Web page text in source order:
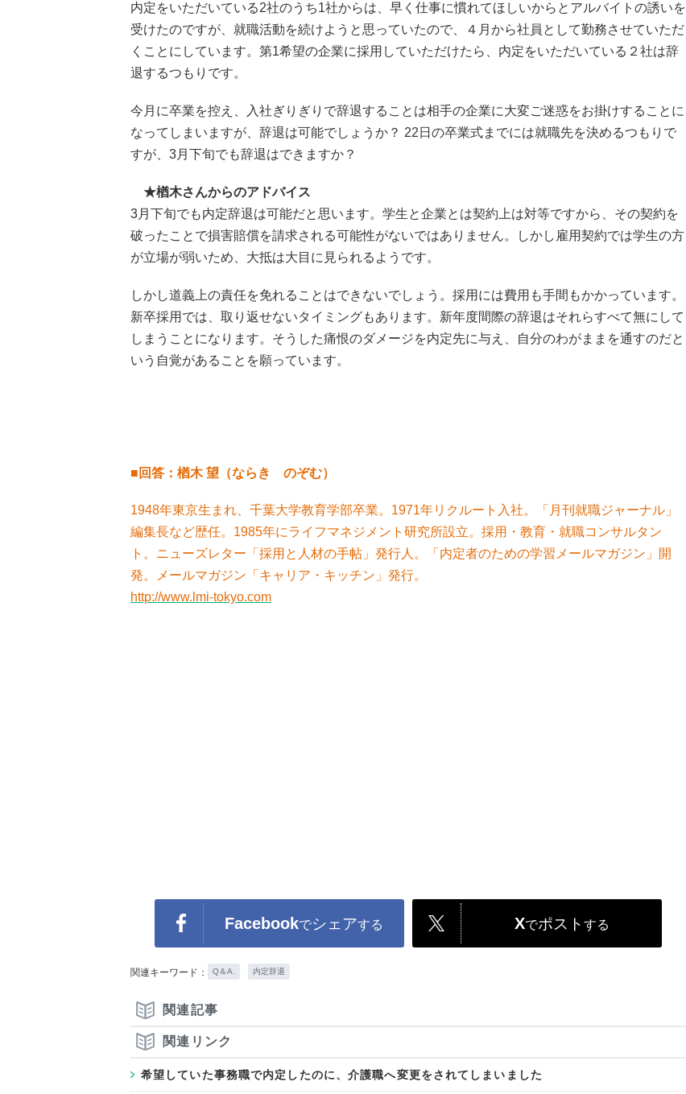
内定をいただいている2社のうち1社からは、早く仕事に慣れてほしいからとアルバイトの誘いを
受けたのですが、就職活動を続けようと思っていたので、４月から社員として勤務させていただ
くことにしています。第1希望の企業に採用していただけたら、内定をいただいている２社は辞
退するつもりです。
今月に卒業を控え、入社ぎりぎりで辞退することは相手の企業に大変ご迷惑をお掛けすることに
なってしまいますが、辞退は可能でしょうか？ 22日の卒業式までには就職先を決めるつもりで
すが、3月下旬でも辞退はできますか？
★楢木さんからのアドバイス
3月下旬でも内定辞退は可能だと思います。学生と企業とは契約上は対等ですから、その契約を
破ったことで損害賠償を請求される可能性がないではありません。しかし雇用契約では学生の方
が立場が弱いため、大抵は大目に見られるようです。
しかし道義上の責任を免れることはできないでしょう。採用には費用も手間もかかっています。
新卒採用では、取り返せないタイミングもあります。新年度間際の辞退はそれらすべて無にして
しまうことになります。そうした痛恨のダメージを内定先に与え、自分のわがままを通すのだと
いう自覚があることを願っています。
■回答：楢木 望（ならき のぞむ）
1948年東京生まれ、千葉大学教育学部卒業。1971年リクルート入社。「月刊就職ジャーナル」
編集長など歴任。1985年にライフマネジメント研究所設立。採用・教育・就職コンサルタン
ト。ニューズレター「採用と人材の手帖」発行人。「内定者のための学習メールマガジン」開
発。メールマガジン「キャリア・キッチン」発行。
http://www.lmi-tokyo.com
Facebookでシェアする Xでポスト する
関連キーワード： Q＆A. 内定辞退
関連記事
関連リンク
希望していた事務職で内定したのに、介護職へ変更をされてしまいました